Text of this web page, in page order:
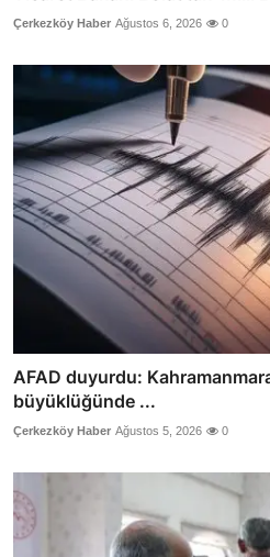
Çerkezköy Haber Ağustos 6, 2026 0
AFAD duyurdu:
büyüklüğünde ...
Çerkezköy Haber Ağustos 5, 2026 0